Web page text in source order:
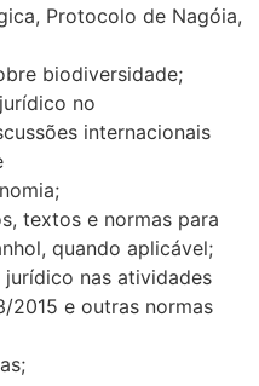
Protocolo de Nagóia,
biodiversidade;
no
internacionais
textos e normas para
quando aplicável;
nas atividades
2015 e outras normas